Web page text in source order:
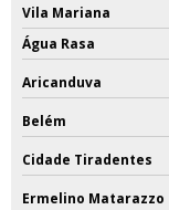
Vila Mariana
Água Rasa
Aricanduva
Belém
Cidade Tiradentes
Ermelino Matarazzo